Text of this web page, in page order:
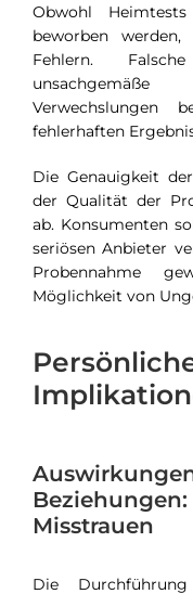
Obwohl
beworben
Fehlern.
Verwechslungen
fehlerhaften
Die Genauigkeit
der Qualität der
ab. Konsumenten
seriösen Anbieter
Probennahme
Möglichkeit von
Misstrauen
Die